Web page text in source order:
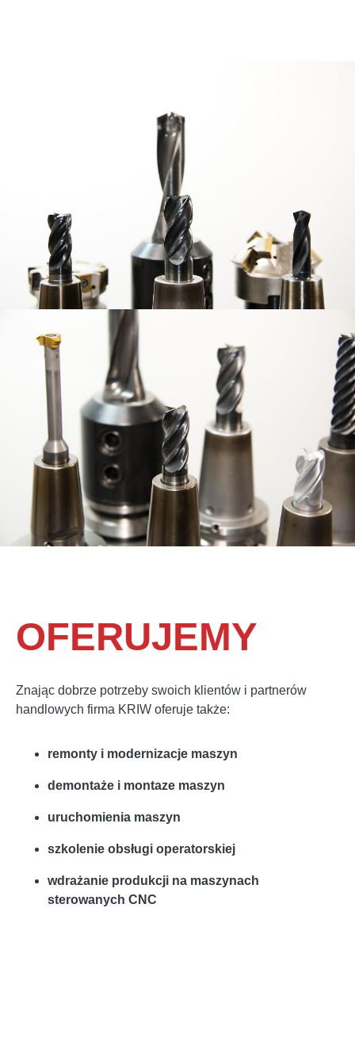
OFERUJEMY
Znając dobrze potrzeby swoich klientów i partnerów
handlowych firma KRIW oferuje także:
remonty i modernizacje maszyn
demontaże i montaze maszyn
uruchomienia maszyn
szkolenie obsługi operatorskiej
wdrażanie produkcji na maszynach
sterowanych CNC